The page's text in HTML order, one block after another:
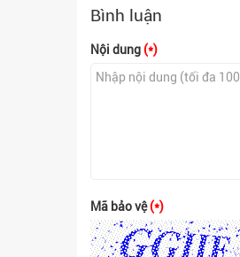
Bình luận
Nội dung (*)
Mã bảo vệ(*)